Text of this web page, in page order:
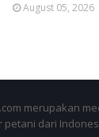
August 05, 2026
merupakan
petani dari